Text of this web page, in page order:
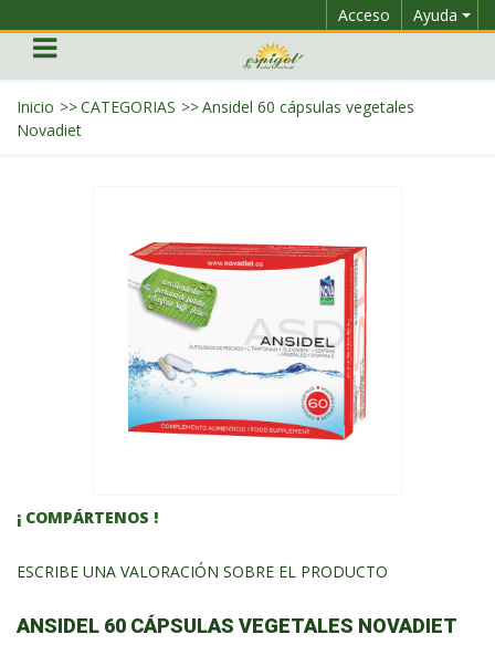
Ayuda
Acceso
Inicio >>CATEGORIAS >>Ansidel 60 cápsulas vegetales
Novadiet
¡ COMPÁRTENOS !
ESCRIBE UNA VALORACIÓN SOBRE EL PRODUCTO
ANSIDEL 60 CÁPSULAS VEGETALES NOVADIET